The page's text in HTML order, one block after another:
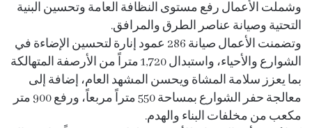
وشملت الأعمال رفع مستوى النظافة العامة وتحسين البنية
التحتية وصيانة عناصر الطرق والمرافق.
وتضمنت الأعمال صيانة 286 عمود إنارة لتحسين الإضاءة في
الشوارع والأحياء، واستبدال 1,720 متراً من الأرصفة المتهالكة
بما يعزز سلامة المشاة ويحسن المشهد العام، إضافة إلى
معالجة حفر الشوارع بمساحة 550 متراً مربعاً، ورفع 900 متر
مكعب من مخلفات البناء والهدم.